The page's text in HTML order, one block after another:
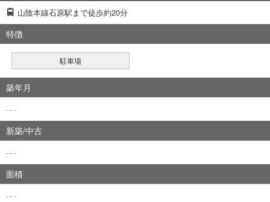
山陰本線石原駅まで徒歩約20分
特徴
駐車場
築年月
---
新築/中古
---
面積
---